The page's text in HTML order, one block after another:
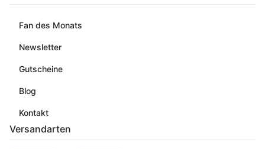
Fan des Monats
Newsletter
Gutscheine
Blog
Kontakt
Versandarten